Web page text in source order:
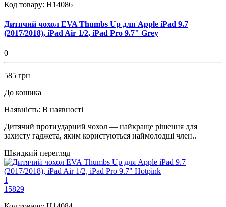
Код товару: H14086
Дитячий чохол EVA Thumbs Up для Apple iPad 9.7
(2017/2018), iPad Air 1/2, iPad Pro 9.7" Grey
0
585 грн
До кошика
Наявність: В наявності
Дитячий протиударний чохол — найкраще рішення для
захисту гаджета, яким користуються наймолодші член..
Швидкий перегляд
1
15829